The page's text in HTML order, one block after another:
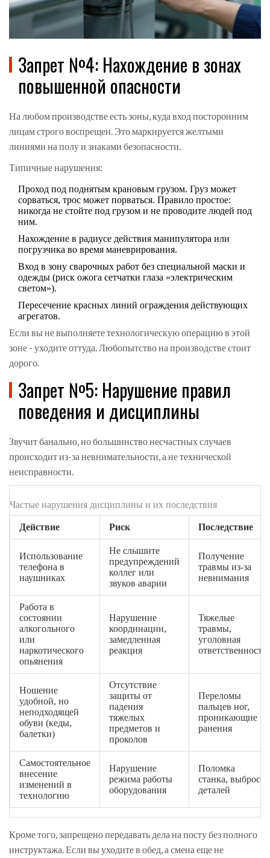
Запрет №4: Нахождение в зонах
повышенной опасности
На любом производстве есть зоны, куда вход посторонним
лицам строго воспрещен. Это маркируется желтыми
линиями на полу и знаками безопасности.
Типичные нарушения:
Проход под поднятым крановым грузом. Груз может
сорваться, трос может порваться. Правило простое:
никогда не стойте под грузом и не проводите людей под
ним.
Нахождение в радиусе действия манипулятора или
погрузчика во время маневрирования.
Вход в зону сварочных работ без специальной маски и
одежды (риск ожога сетчатки глаза «электрическим
светом»).
Пересечение красных линий ограждения действующих
агрегатов.
Если вы не выполняете технологическую операцию в этой
зоне - уходите оттуда. Любопытство на производстве стоит
дорого.
Запрет №5: Нарушение правил
поведения и дисциплины
Звучит банально, но большинство несчастных случаев
происходит из-за невнимательности, а не технической
неисправности.
Частые нарушения дисциплины и их последствия
Действие Риск Последствие
Использование
телефона в
наушниках
Не слышите
предупреждений
коллег или
звуков аварии
Получение
травмы из-за
невнимания
Работа в
состоянии
алкогольного
или
наркотического
опьянения
Нарушение
координации,
замедленная
реакция
Тяжелые
травмы,
уголовная
ответственность
Ношение
удобной, но
неподходящей
обуви (кеды,
балетки)
Отсутствие
защиты от
падения
тяжелых
предметов и
проколов
Переломы
пальцев ног,
проникающие
ранения
Самостоятельное
внесение
изменений в
технологию
Нарушение
режима работы
оборудования
Поломка
станка, выброс
деталей
Кроме того, запрещено передавать дела на посту без полного
инструктажа. Если вы уходите в обед, а смена еще не